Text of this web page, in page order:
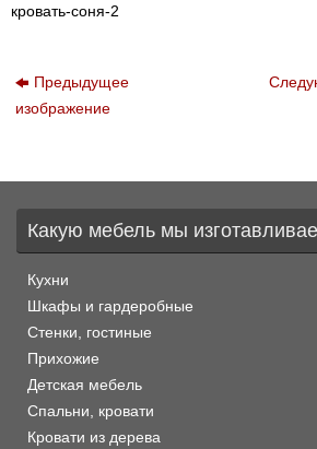
кровать-соня-2
Предыдущее
изображение
Какую мебель мы
Кухни
Шкафы и гардеробные
Стенки, гостиные
Прихожие
Детская мебель
Спальни, кровати
Кровати из дерева